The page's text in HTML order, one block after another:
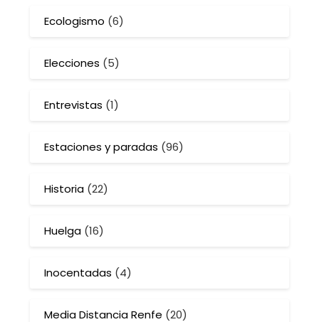
Ecologismo (6)
Elecciones (5)
Entrevistas (1)
Estaciones y paradas (96)
Historia (22)
Huelga (16)
Inocentadas (4)
Media Distancia Renfe (20)